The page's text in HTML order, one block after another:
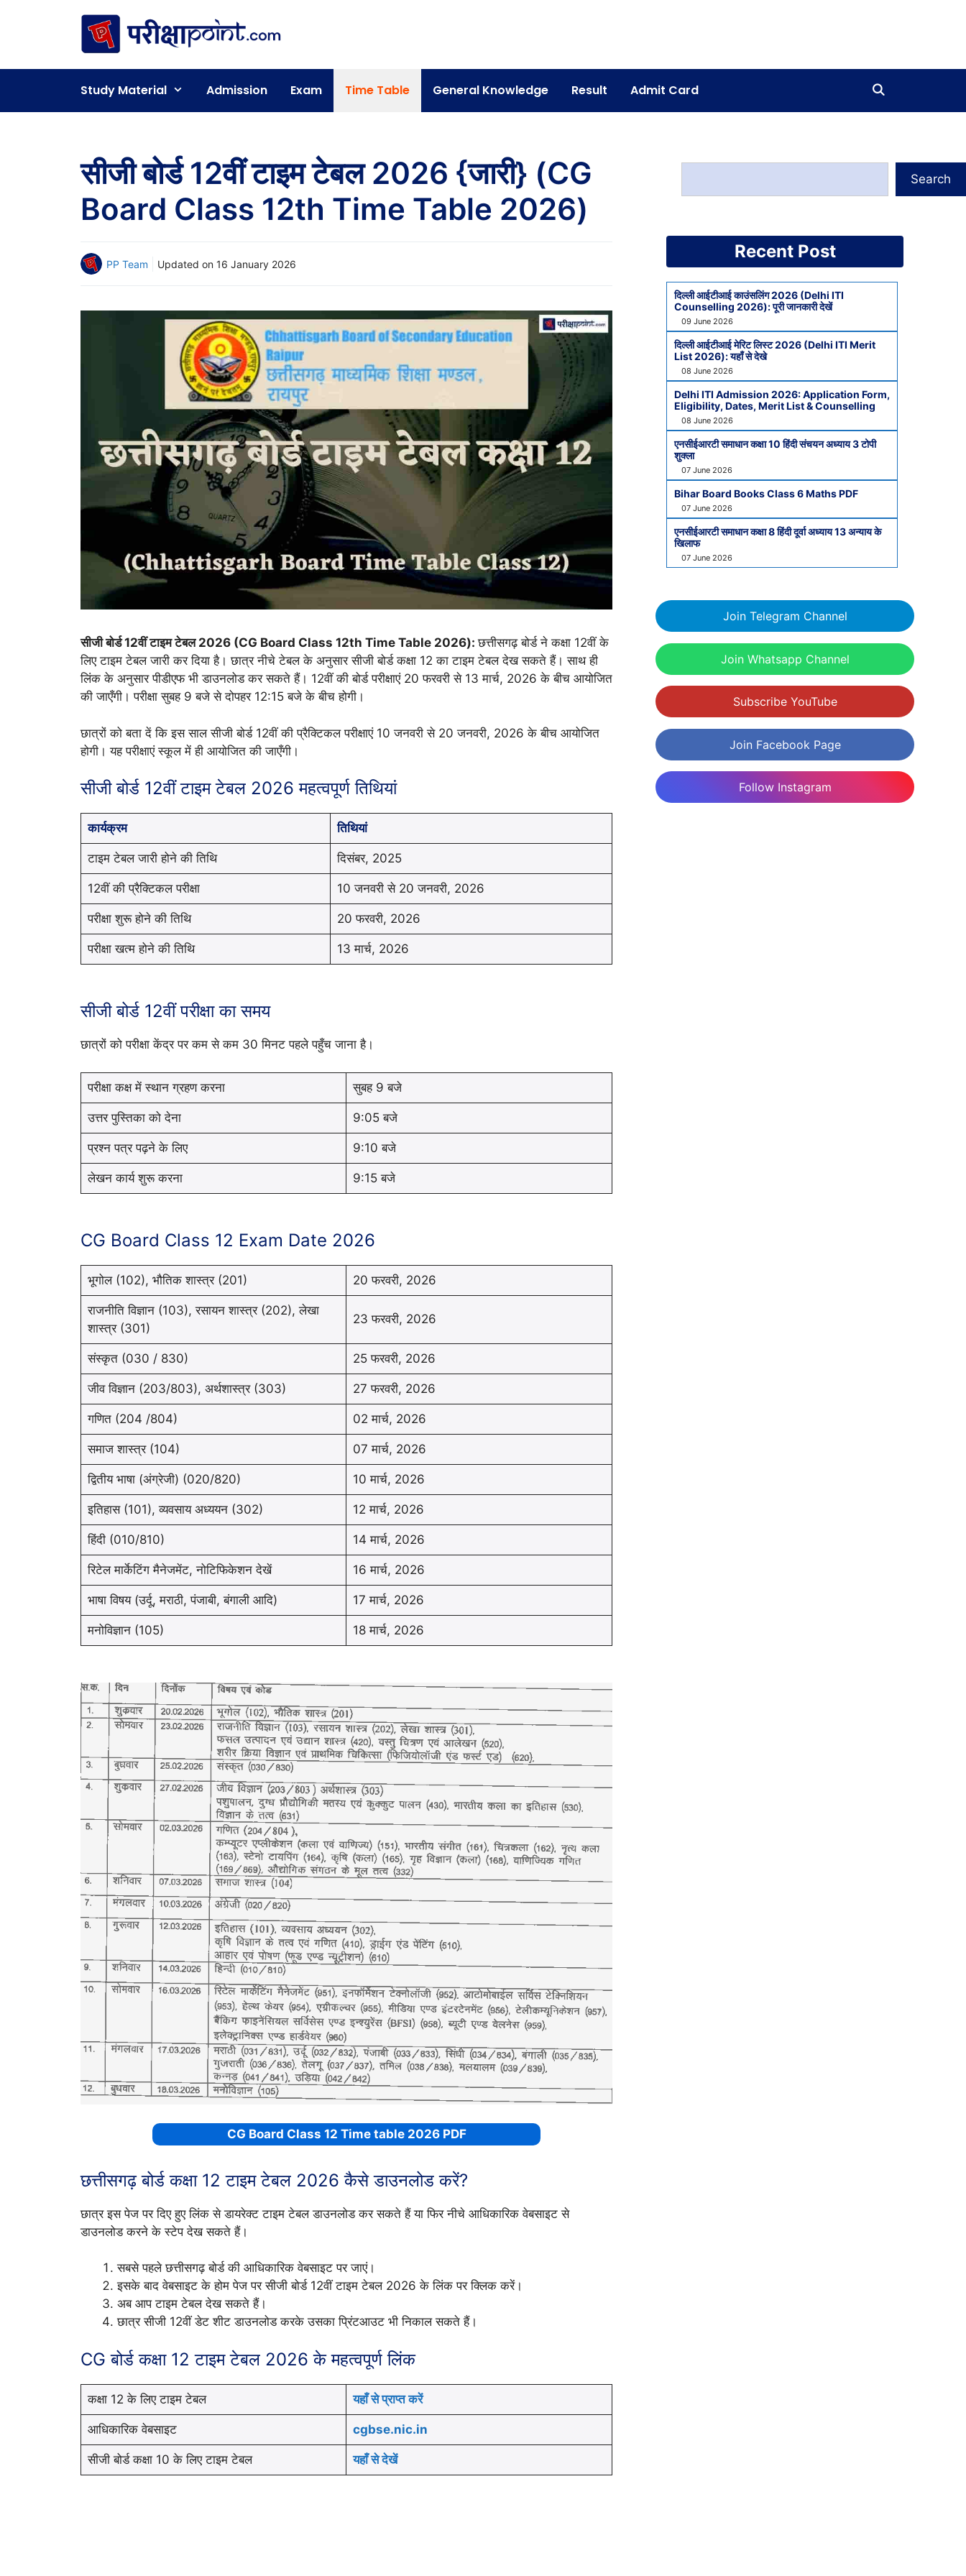
Study Material Admission Exam Time Table General Knowledge Result Admit Card
सीजी बोर्ड 12वीं टाइम टेबल 2026 {जारी} (CG
Board Class 12th Time Table 2026)
PP Team Updated on 16 January 2026
सीजी बोर्ड 12वीं टाइम टेबल 2026 (CG Board Class 12th Time Table 2026):छत्तीसगढ़ बोर्ड ने कक्षा 12वीं के
लिए टाइम टेबल जारी कर दिया है। छात्र नीचे टेबल के अनुसार सीजी बोर्ड कक्षा 12 का टाइम टेबल देख सकते हैं। साथ ही
लिंक के अनुसार पीडीएफ भी डाउनलोड कर सकते हैं। 12वीं की बोर्ड परीक्षाएं 20 फरवरी से 13 मार्च, 2026 के बीच आयोजित
की जाएँगी। परीक्षा सुबह 9 बजे से दोपहर 12:15 बजे के बीच होगी।
छात्रों को बता दें कि इस साल सीजी बोर्ड 12वीं की प्रैक्टिकल परीक्षाएं 10 जनवरी से 20 जनवरी, 2026 के बीच आयोजित
होगी। यह परीक्षाएं स्कूल में ही आयोजित की जाएँगी।
सीजी बोर्ड 12वीं टाइम टेबल 2026 महत्वपूर्ण तिथियां
कार्यक्रम तिथियां
टाइम टेबल जारी होने की तिथि दिसंबर, 2025
12वीं की प्रैक्टिकल परीक्षा 10 जनवरी से 20 जनवरी, 2026
परीक्षा शुरू होने की तिथि 20 फरवरी, 2026
परीक्षा खत्म होने की तिथि 13 मार्च, 2026
सीजी बोर्ड 12वीं परीक्षा का समय
छात्रों को परीक्षा केंद्र पर कम से कम 30 मिनट पहले पहुँच जाना है।
परीक्षा कक्ष में स्थान ग्रहण करना सुबह 9 बजे
उत्तर पुस्तिका को देना 9:05 बजे
प्रश्न पत्र पढ़ने के लिए 9:10 बजे
लेखन कार्य शुरू करना 9:15 बजे
CG Board Class 12 Exam Date 2026
भूगोल (102), भौतिक शास्त्र (201) 20 फरवरी, 2026
राजनीति विज्ञान (103), रसायन शास्त्र (202), लेखा
शास्त्र (301)
23 फरवरी, 2026
संस्कृत (030 / 830) 25 फरवरी, 2026
जीव विज्ञान (203/803), अर्थशास्त्र (303) 27 फरवरी, 2026
गणित (204 /804) 02 मार्च, 2026
समाज शास्त्र (104) 07 मार्च, 2026
द्वितीय भाषा (अंग्रेजी) (020/820) 10 मार्च, 2026
इतिहास (101), व्यवसाय अध्ययन (302) 12 मार्च, 2026
हिंदी (010/810) 14 मार्च, 2026
रिटेल मार्केटिंग मैनेजमेंट, नोटिफिकेशन देखें 16 मार्च, 2026
भाषा विषय (उर्दू, मराठी, पंजाबी, बंगाली आदि) 17 मार्च, 2026
मनोविज्ञान (105) 18 मार्च, 2026
CG Board Class 12 Time table 2026 PDF
छत्तीसगढ़ बोर्ड कक्षा 12 टाइम टेबल 2026 कैसे डाउनलोड करें?
छात्र इस पेज पर दिए हुए लिंक से डायरेक्ट टाइम टेबल डाउनलोड कर सकते हैं या फिर नीचे आधिकारिक वेबसाइट से
डाउनलोड करने के स्टेप देख सकते हैं।
सबसे पहले छत्तीसगढ़ बोर्ड की आधिकारिक वेबसाइट पर जाएं।
इसके बाद वेबसाइट के होम पेज पर सीजी बोर्ड 12वीं टाइम टेबल 2026 के लिंक पर क्लिक करें।
अब आप टाइम टेबल देख सकते हैं।
छात्र सीजी 12वीं डेट शीट डाउनलोड करके उसका प्रिंटआउट भी निकाल सकते हैं।
CG बोर्ड कक्षा 12 टाइम टेबल 2026 के महत्वपूर्ण लिंक
कक्षा 12 के लिए टाइम टेबल यहाँ से प्राप्त करें
आधिकारिक वेबसाइट cgbse.nic.in
सीजी बोर्ड कक्षा 10 के लिए टाइम टेबल यहाँ से देखें
Search
Recent Post
दिल्ली आईटीआई काउंसलिंग 2026 (Delhi ITI
Counselling 2026): पूरी जानकारी देखें
09 June 2026
दिल्ली आईटीआई मेरिट लिस्ट 2026 (Delhi ITI Merit
List 2026): यहाँ से देखे
08 June 2026
Delhi ITI Admission 2026: Application Form,
Eligibility, Dates, Merit List & Counselling
08 June 2026
एनसीईआरटी समाधान कक्षा 10 हिंदी संचयन अध्याय 3 टोपी
शुक्ला
07 June 2026
Bihar Board Books Class 6 Maths PDF
07 June 2026
एनसीईआरटी समाधान कक्षा 8 हिंदी दूर्वा अध्याय 13 अन्याय के
खिलाफ
07 June 2026
Join Telegram Channel
Join Whatsapp Channel
Subscribe YouTube
Join Facebook Page
Follow Instagram